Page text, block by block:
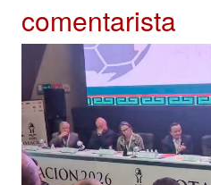
comentarista